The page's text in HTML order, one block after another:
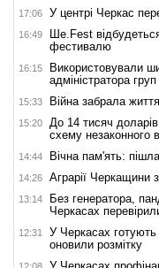
17:06 У центрі Черкас
16:49
Ше.Fest
фестивалю
16:15
Використовували
адміністратора
15:33 Війна забрала
15:20
До 14 тисяч
схему незаконного
14:44 Вічна пам'ять:
14:26 Аграрії Черкащини
13:14
Без генератора,
Черкасах
12:31
У Черкасах готують
оновили розмітку